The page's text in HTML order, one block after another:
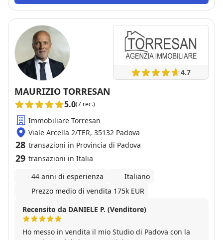
4.7
MAURIZIO TORRESAN
5.0(7 rec.)
Immobiliare Torresan
Viale Arcella 2/TER, 35132 Padova
28 transazioni in Provincia di Padova
29 transazioni in Italia
44 anni di esperienza
Italiano
Prezzo medio di vendita 175k EUR
Recensito da DANIELE P. (Venditore)
Ho messo in vendita il mio Studio di Padova con la